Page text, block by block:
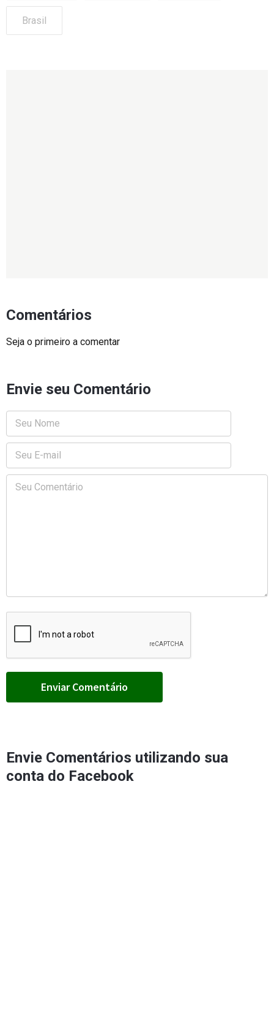
Brasil
Comentários
Seja o primeiro a comentar
Envie seu Comentário
Envie Comentários utilizando sua
conta do Facebook